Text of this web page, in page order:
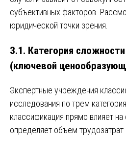
субъективных факторов.
юридической точки зрения.
3.1. Категория
(ключевой
Экспертные учреждения
исследования по трем
классификация прямо влияет на
определяет объем трудозатрат